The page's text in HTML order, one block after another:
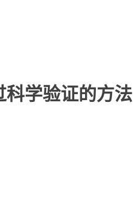
科学验证的方法